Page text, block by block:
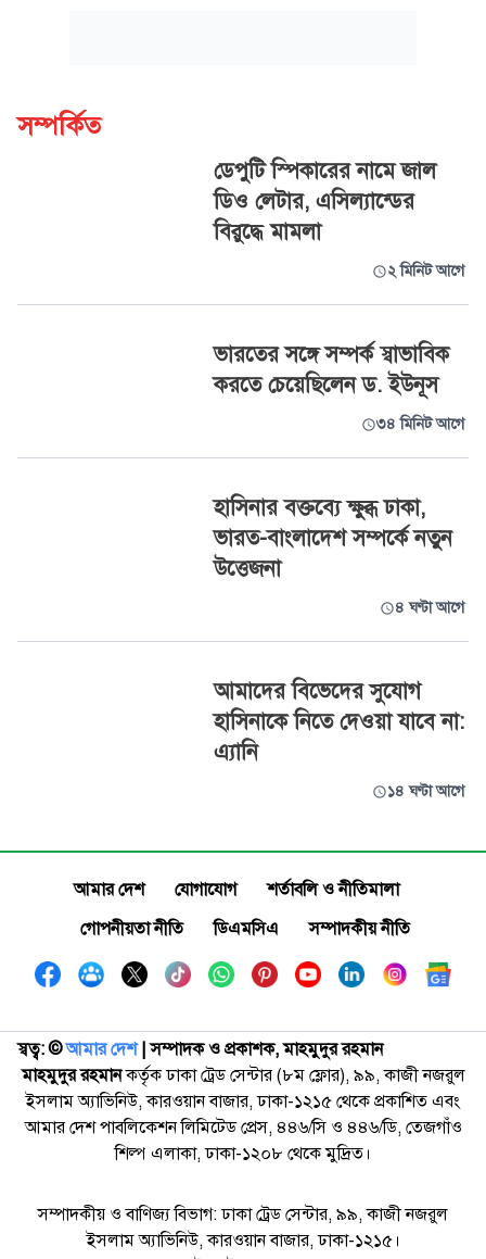
সম্পর্কিত
ডেপুটি স্পিকারের নামে জাল
ডিও লেটার, এসিল্যান্ডের
বিরুদ্ধে মামলা
২ মিনিট আগে
ভারতের সঙ্গে সম্পর্ক স্বাভাবিক
করতে চেয়েছিলেন ড. ইউনূস
৩৪ মিনিট আগে
হাসিনার বক্তব্যে ক্ষুব্ধ ঢাকা,
ভারত-বাংলাদেশ সম্পর্কে নতুন
উত্তেজনা
৪ ঘণ্টা আগে
আমাদের বিভেদের সুযোগ
হাসিনাকে নিতে দেওয়া যাবে না:
এ্যানি
১৪ ঘণ্টা আগে
আমার দেশ যোগাযোগ
শর্তাবলি ও নীতিমালা
গোপনীয়তা নীতি
ডিএমসিএ সম্পাদকীয় নীতি
স্বত্ব: ©️আমার দেশ| সম্পাদক ও প্রকাশক, মাহমুদুর রহমান
মাহমুদুর রহমানকর্তৃক ঢাকা ট্রেড সেন্টার (৮ম ফ্লোর), ৯৯, কাজী নজরুল
ইসলাম অ্যাভিনিউ, কারওয়ান বাজার, ঢাকা-১২১৫ থেকে প্রকাশিত এবং
আমার দেশ পাবলিকেশন লিমিটেড প্রেস, ৪৪৬/সি ও ৪৪৬/ডি, তেজগাঁও
শিল্প এলাকা, ঢাকা-১২০৮ থেকে মুদ্রিত।
সম্পাদকীয় ও বাণিজ্য বিভাগ: ঢাকা ট্রেড সেন্টার, ৯৯, কাজী নজরুল
ইসলাম অ্যাভিনিউ, কারওয়ান বাজার, ঢাকা-১২১৫।